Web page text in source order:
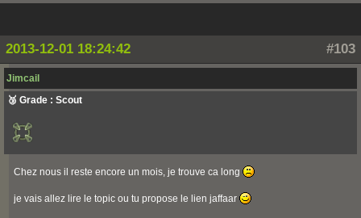
#103
2013-12-01 18:24:42
Jimcail
🥉 Grade : Scout
Chez nous il reste encore un mois, je trouve ca long
je vais allez lire le topic ou tu propose le lien jaffaar